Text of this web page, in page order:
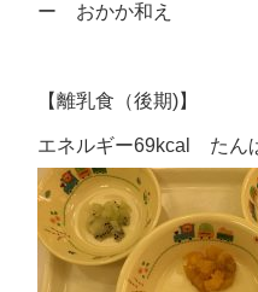
ー おかか和え
【離乳食（後期)】
エネルギー69kcal たん